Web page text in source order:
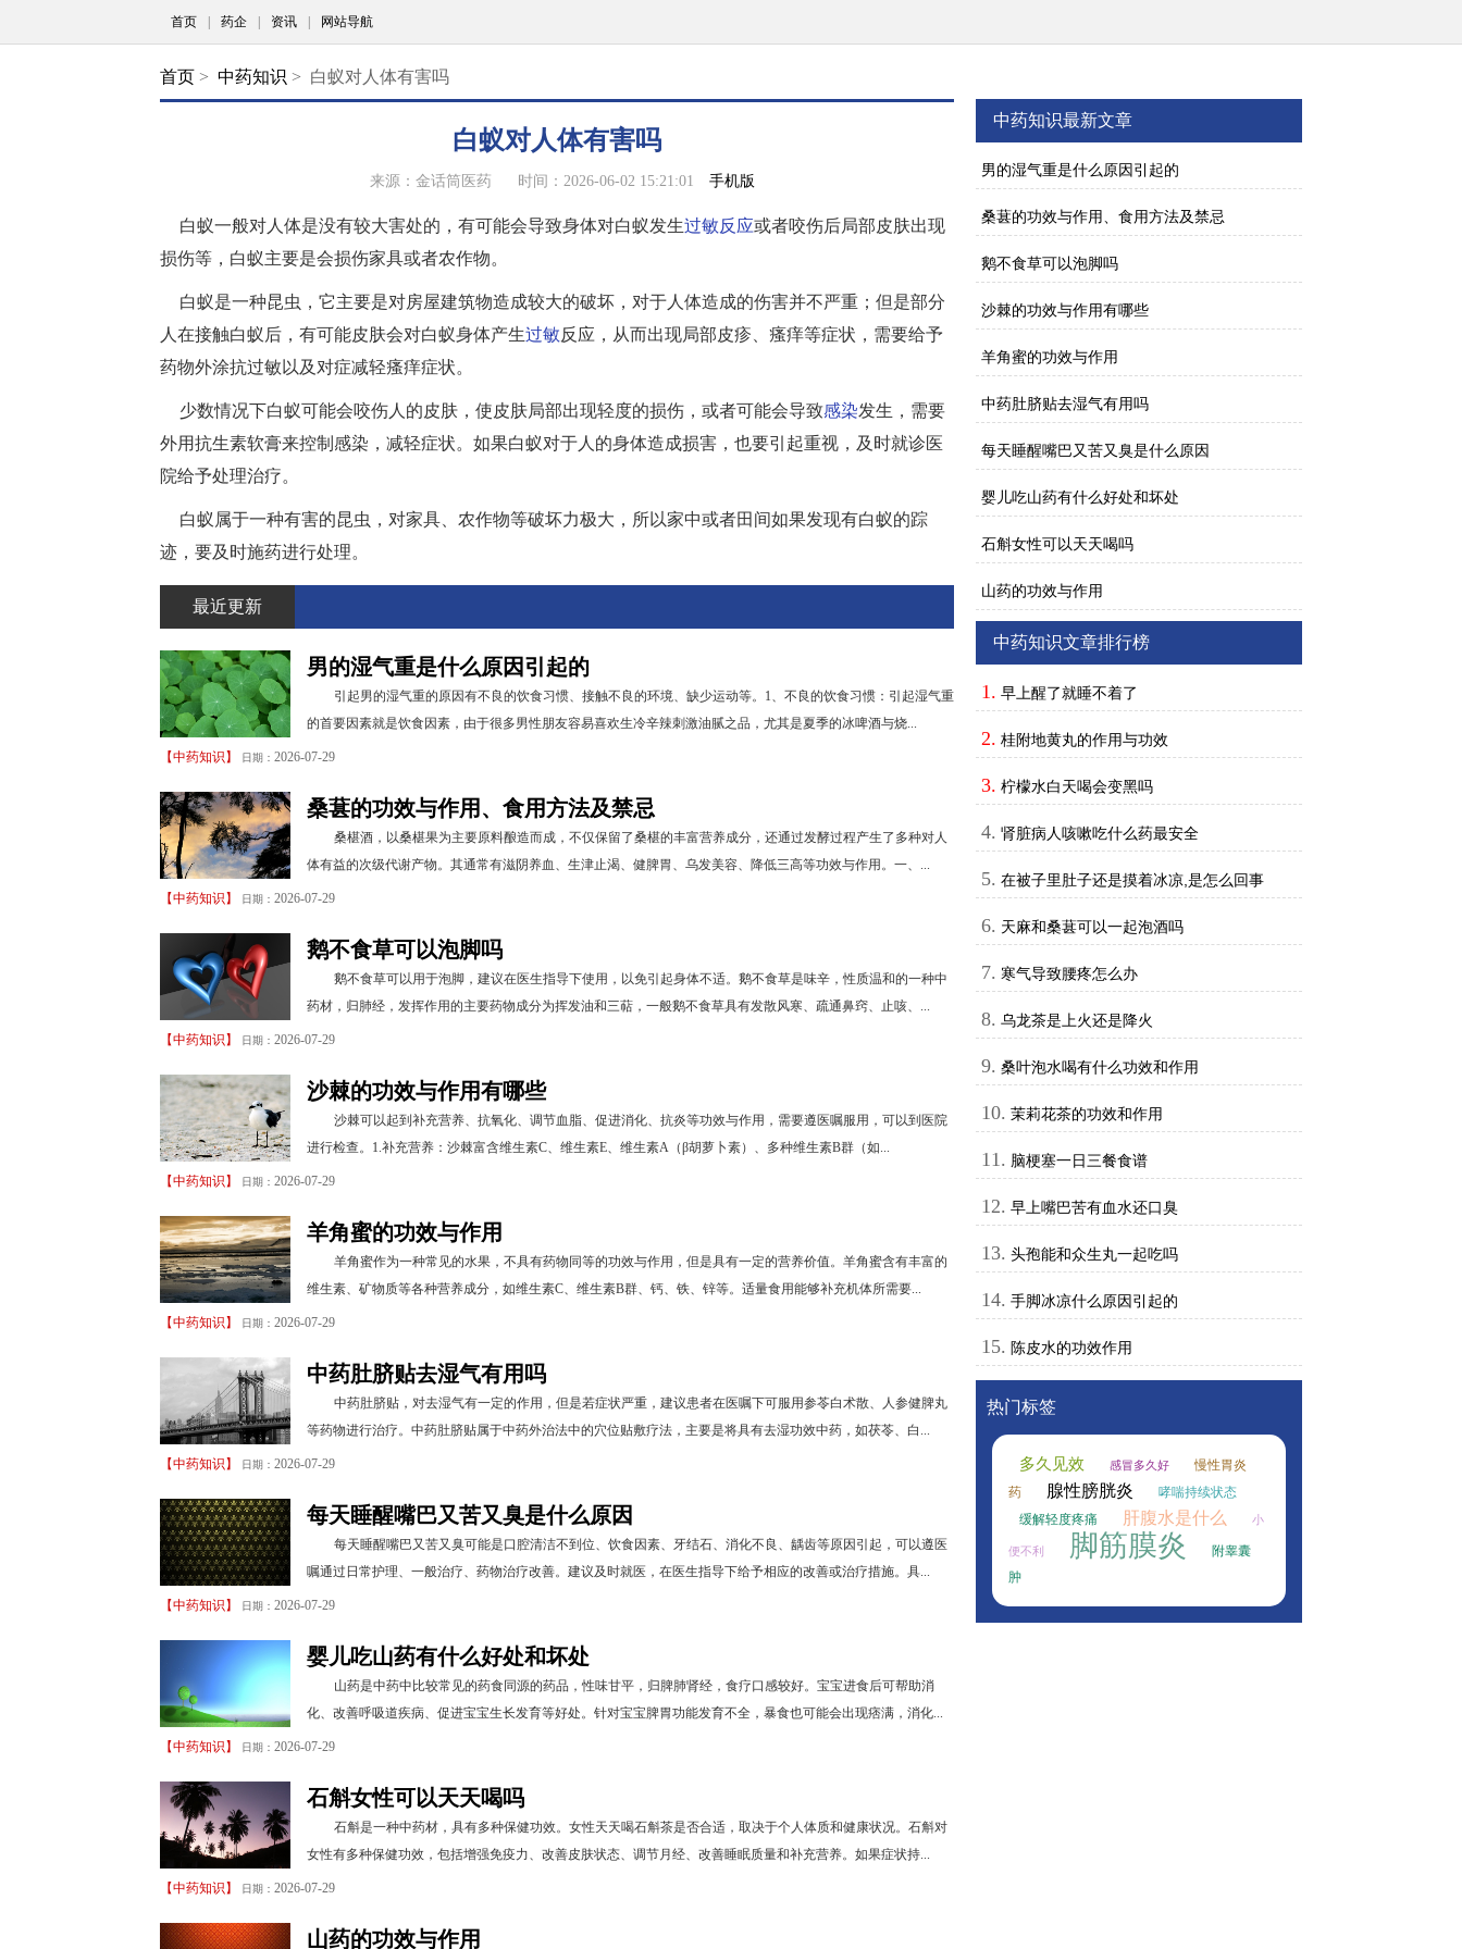
首页 药企 资讯 网站导航
首页 > 中药知识 > 白蚁对人体有害吗
白蚁对人体有害吗
来源：金话筒医药 时间：2026-06-02 15:21:01 手机版
白蚁一般对人体是没有较大害处的，有可能会导致身体对白蚁发生过敏反应或者咬伤后局部皮肤出现
损伤等，白蚁主要是会损伤家具或者农作物。
白蚁是一种昆虫，它主要是对房屋建筑物造成较大的破坏，对于人体造成的伤害并不严重；但是部分
人在接触白蚁后，有可能皮肤会对白蚁身体产生过敏反应，从而出现局部皮疹、瘙痒等症状，需要给予
药物外涂抗过敏以及对症减轻瘙痒症状。
少数情况下白蚁可能会咬伤人的皮肤，使皮肤局部出现轻度的损伤，或者可能会导致感染发生，需要
外用抗生素软膏来控制感染，减轻症状。如果白蚁对于人的身体造成损害，也要引起重视，及时就诊医
院给予处理治疗。
白蚁属于一种有害的昆虫，对家具、农作物等破坏力极大，所以家中或者田间如果发现有白蚁的踪
迹，要及时施药进行处理。
最近更新
男的湿气重是什么原因引起的
引起男的湿气重的原因有不良的饮食习惯、接触不良的环境、缺少运动等。1、不良的饮食习惯：引起湿气重
的首要因素就是饮食因素，由于很多男性朋友容易喜欢生冷辛辣刺激油腻之品，尤其是夏季的冰啤酒与烧...
【中药知识 】 日期： 2026-07-29
桑葚的功效与作用、食用方法及禁忌
桑椹酒，以桑椹果为主要原料酿造而成，不仅保留了桑椹的丰富营养成分，还通过发酵过程产生了多种对人
体有益的次级代谢产物。其通常有滋阴养血、生津止渴、健脾胃、乌发美容、降低三高等功效与作用。一、...
【中药知识 】 日期： 2026-07-29
鹅不食草可以泡脚吗
鹅不食草可以用于泡脚，建议在医生指导下使用，以免引起身体不适。鹅不食草是味辛，性质温和的一种中
药材，归肺经，发挥作用的主要药物成分为挥发油和三萜，一般鹅不食草具有发散风寒、疏通鼻窍、止咳、...
【中药知识 】 日期： 2026-07-29
沙棘的功效与作用有哪些
沙棘可以起到补充营养、抗氧化、调节血脂、促进消化、抗炎等功效与作用，需要遵医嘱服用，可以到医院
进行检查。1.补充营养：沙棘富含维生素C、维生素E、维生素A（β胡萝卜素）、多种维生素B群（如...
【中药知识 】 日期： 2026-07-29
羊角蜜的功效与作用
羊角蜜作为一种常见的水果，不具有药物同等的功效与作用，但是具有一定的营养价值。羊角蜜含有丰富的
维生素、矿物质等各种营养成分，如维生素C、维生素B群、钙、铁、锌等。适量食用能够补充机体所需要...
【中药知识 】 日期： 2026-07-29
中药肚脐贴去湿气有用吗
中药肚脐贴，对去湿气有一定的作用，但是若症状严重，建议患者在医嘱下可服用参苓白术散、人参健脾丸
等药物进行治疗。中药肚脐贴属于中药外治法中的穴位贴敷疗法，主要是将具有去湿功效中药，如茯苓、白...
【中药知识 】 日期： 2026-07-29
每天睡醒嘴巴又苦又臭是什么原因
每天睡醒嘴巴又苦又臭可能是口腔清洁不到位、饮食因素、牙结石、消化不良、龋齿等原因引起，可以遵医
嘱通过日常护理、一般治疗、药物治疗改善。建议及时就医，在医生指导下给予相应的改善或治疗措施。具...
【中药知识 】 日期： 2026-07-29
婴儿吃山药有什么好处和坏处
山药是中药中比较常见的药食同源的药品，性味甘平，归脾肺肾经，食疗口感较好。宝宝进食后可帮助消
化、改善呼吸道疾病、促进宝宝生长发育等好处。针对宝宝脾胃功能发育不全，暴食也可能会出现痞满，消化...
【中药知识 】 日期： 2026-07-29
石斛女性可以天天喝吗
石斛是一种中药材，具有多种保健功效。女性天天喝石斛茶是否合适，取决于个人体质和健康状况。石斛对
女性有多种保健功效，包括增强免疫力、改善皮肤状态、调节月经、改善睡眠质量和补充营养。如果症状持...
【中药知识 】 日期： 2026-07-29
山药的功效与作用
中药知识最新文章
男的湿气重是什么原因引起的
桑葚的功效与作用、食用方法及禁忌
鹅不食草可以泡脚吗
沙棘的功效与作用有哪些
羊角蜜的功效与作用
中药肚脐贴去湿气有用吗
每天睡醒嘴巴又苦又臭是什么原因
婴儿吃山药有什么好处和坏处
石斛女性可以天天喝吗
山药的功效与作用
中药知识文章排行榜
1. 早上醒了就睡不着了
2. 桂附地黄丸的作用与功效
3. 柠檬水白天喝会变黑吗
4. 肾脏病人咳嗽吃什么药最安全
5. 在被子里肚子还是摸着冰凉,是怎么回事
6. 天麻和桑葚可以一起泡酒吗
7. 寒气导致腰疼怎么办
8. 乌龙茶是上火还是降火
9. 桑叶泡水喝有什么功效和作用
10. 茉莉花茶的功效和作用
11. 脑梗塞一日三餐食谱
12. 早上嘴巴苦有血水还口臭
13. 头孢能和众生丸一起吃吗
14. 手脚冰凉什么原因引起的
15. 陈皮水的功效作用
热门标签
多久见效 感冒多久好
慢性胃炎
药
腺性膀胱炎
哮喘持续状态
缓解轻度疼痛
肝腹水是什么 小
便不利 脚筋膜炎
附睾囊
肿